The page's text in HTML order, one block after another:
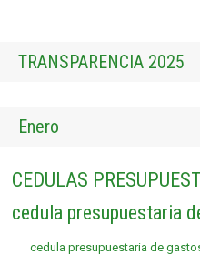
TRANSPARENCIA 2025
Enero
CEDULAS
cedula presupuestaria
cedula presupuestaria de